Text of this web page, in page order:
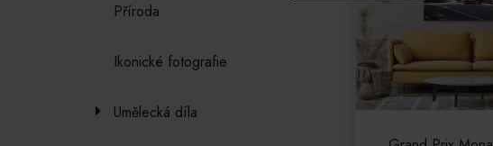
Příroda
Ikonické fotografie
Umělecká díla